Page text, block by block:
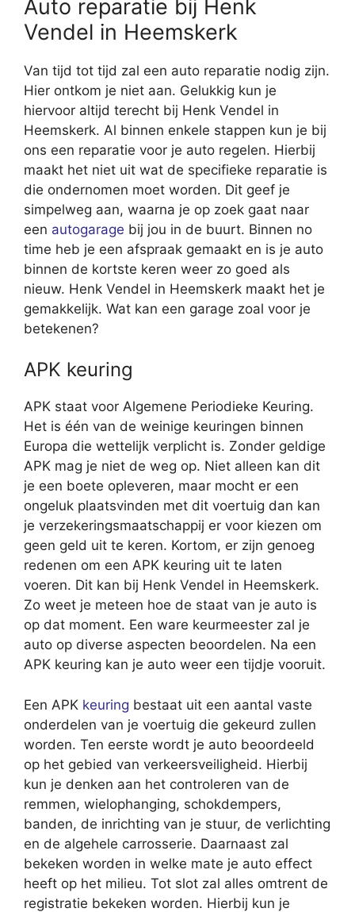
Auto reparatie bij Henk
Vendel in Heemskerk
Van tijd tot tijd zal een auto reparatie nodig zijn.
Hier ontkom je niet aan. Gelukkig kun je
hiervoor altijd terecht bij Henk Vendel in
Heemskerk. Al binnen enkele stappen kun je bij
ons een reparatie voor je auto regelen. Hierbij
maakt het niet uit wat de specifieke reparatie is
die ondernomen moet worden. Dit geef je
simpelweg aan, waarna je op zoek gaat naar
een autogarage bij jou in de buurt. Binnen no
time heb je een afspraak gemaakt en is je auto
binnen de kortste keren weer zo goed als
nieuw. Henk Vendel in Heemskerk maakt het je
gemakkelijk. Wat kan een garage zoal voor je
betekenen?
APK keuring
APK staat voor Algemene Periodieke Keuring.
Het is één van de weinige keuringen binnen
Europa die wettelijk verplicht is. Zonder geldige
APK mag je niet de weg op. Niet alleen kan dit
je een boete opleveren, maar mocht er een
ongeluk plaatsvinden met dit voertuig dan kan
je verzekeringsmaatschappij er voor kiezen om
geen geld uit te keren. Kortom, er zijn genoeg
redenen om een APK keuring uit te laten
voeren. Dit kan bij Henk Vendel in Heemskerk.
Zo weet je meteen hoe de staat van je auto is
op dat moment. Een ware keurmeester zal je
auto op diverse aspecten beoordelen. Na een
APK keuring kan je auto weer een tijdje vooruit.
Een APK keuring bestaat uit een aantal vaste
onderdelen van je voertuig die gekeurd zullen
worden. Ten eerste wordt je auto beoordeeld
op het gebied van verkeersveiligheid. Hierbij
kun je denken aan het controleren van de
remmen, wielophanging, schokdempers,
banden, de inrichting van je stuur, de verlichting
en de algehele carrosserie. Daarnaast zal
bekeken worden in welke mate je auto effect
heeft op het milieu. Tot slot zal alles omtrent de
registratie bekeken worden. Hierbij kun je